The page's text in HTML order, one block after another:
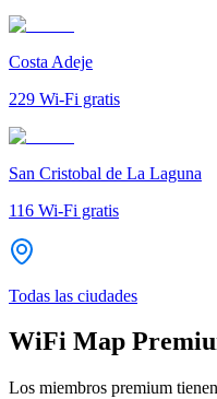
Costa Adeje
229 Wi-Fi gratis
San Cristobal de La Laguna
116 Wi-Fi gratis
Todas las ciudades
WiFi Map
Los miembros premium